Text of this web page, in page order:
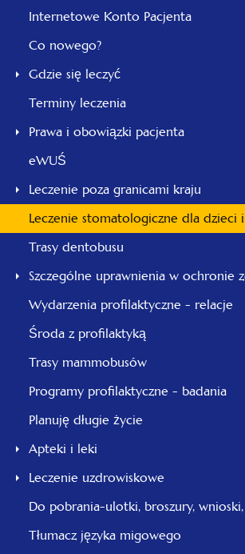
Internetowe Konto Pacjenta
Co nowego?
Gdzie się leczyć
Terminy leczenia
Prawa i obowiązki pacjenta
eWUŚ
Leczenie poza granicami kraju
Leczenie stomatologiczne dla dzieci
Trasy dentobusu
Szczególne uprawnienia w ochronie
Wydarzenia profilaktyczne - relacje
Środa z profilaktyką
Trasy mammobusów
Programy profilaktyczne - badania
Planuję długie życie
Apteki i leki
Leczenie uzdrowiskowe
Do pobrania-ulotki, broszury,
Tłumacz języka migowego